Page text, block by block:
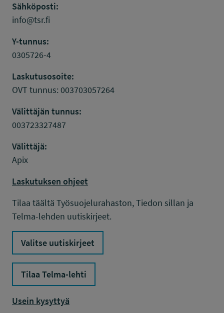
Sähköposti:
info@tsr.fi
Y-tunnus:
0305726-4
Laskutusosoite:
OVT tunnus: 003703057264
Välittäjän tunnus:
003723327487
Välittäjä:
Apix
Laskutuksen ohjeet
Tilaa täältä Työsuojelurahaston, Tiedon sillan ja
Telma-lehden uutiskirjeet.
Valitse uutiskirjeet
Tilaa Telma-lehti
Usein kysyttyä